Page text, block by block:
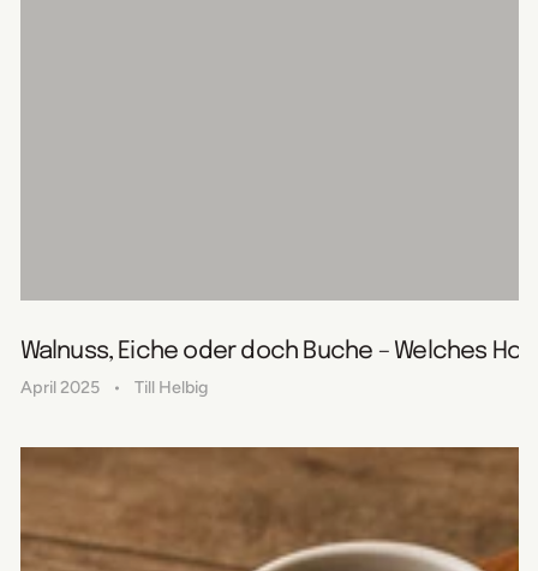
Walnuss, Eiche oder doch Buche – Welches
April 2025 Till Helbig